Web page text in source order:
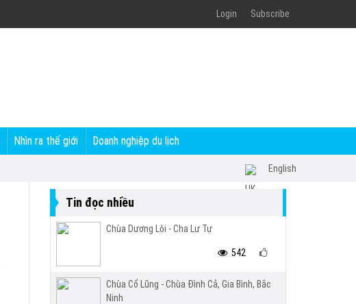
Login Subscribe
Nhìn ra thế giới Doanh nghiệp du lịch
English
Tin đọc nhiều
Chùa Dương Lôi - Cha Lư Tự
542
Chùa Cổ Lũng - Chùa Đình Cả, Gia Bình, Bắc
Ninh